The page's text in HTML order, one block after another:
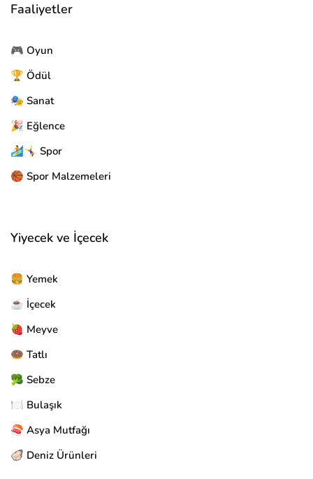
Faaliyetler
🎮 Oyun
🏆 Ödül
🎭 Sanat
🎉 Eğlence
🏄🤸‍♀️ Spor
🏀 Spor Malzemeleri
Yiyecek ve İçecek
🍔 Yemek
☕ İçecek
🍓 Meyve
🍩 Tatlı
🥦 Sebze
🍽️ Bulaşık
🍣 Asya Mutfağı
🦪 Deniz Ürünleri